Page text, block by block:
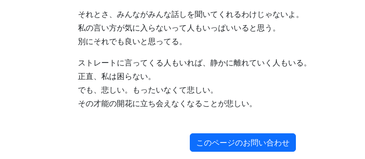
それとさ、みんながみんな話しを聞いてくれるわけじゃないよ。
私の言い方が気に入らないって人もいっぱいいると思う。
別にそれでも良いと思ってる。
ストレートに言ってくる人もいれば、静かに離れていく人もいる。
正直、私は困らない。
でも、悲しい。もったいなくて悲しい。
その才能の開花に立ち会えなくなることが悲しい。
このページのお問い合わせ